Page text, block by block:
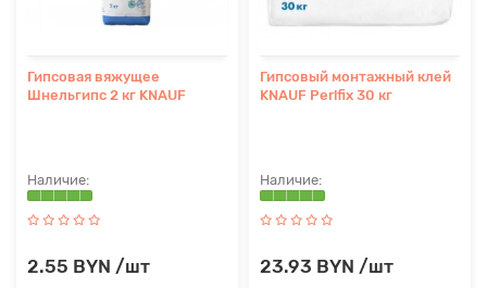
Гипсовая вяжущее
Шнельгипс 2 кг KNAUF
2.55 BYN /шт
Гипсовый монтажный клей
KNAUF Perlfix 30 кг
23.93 BYN /шт